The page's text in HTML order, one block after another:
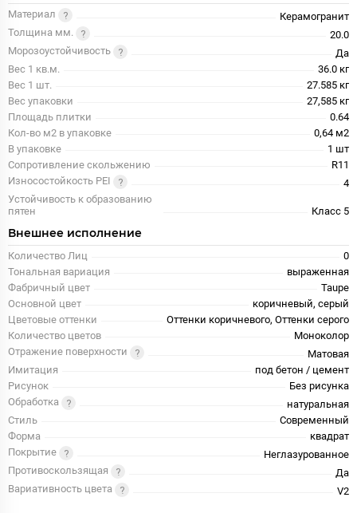
Материал
Керамогранит
Толщина мм.
20.0
Морозоустойчивость
Да
Вес 1 кв.м.
36.0 кг
Вес 1 шт.
27.585 кг
Вес упаковки
27,585 кг
Площадь плитки
0.64
Кол-во м2 в упаковке
0,64 м2
В упаковке
1 шт
Сопротивление скольжению
R11
Износостойкость PEI
4
Устойчивость к образованию
пятен
Класс 5
Внешнее исполнение
Количество Лиц
0
Тональная вариация
выраженная
Фабричный цвет
Taupe
Основной цвет
коричневый, серый
Цветовые оттенки
Оттенки коричневого, Оттенки серого
Количество цветов
Моноколор
Отражение поверхности
Матовая
Имитация
под бетон / цемент
Рисунок
Без рисунка
Обработка
натуральная
Стиль
Современный
Форма
квадрат
Покрытие
Неглазурованное
Противоскользящая
Да
Вариативность цвета
V2